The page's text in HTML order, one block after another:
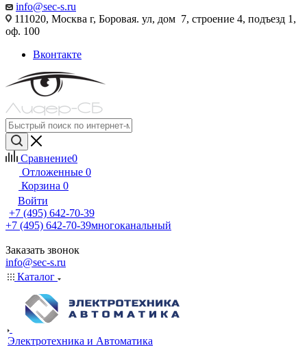
info@sec-s.ru
111020, Москва г, Боровая. ул, дом 7, строение 4, подъезд 1,
оф. 100
Вконтакте
Сравнение0
Отложенные 0
Корзина 0
Войти
+7 (495) 642-70-39
+7 (495) 642-70-39многоканальный
Заказать звонок
info@sec-s.ru
Каталог
Электротехника и Автоматика